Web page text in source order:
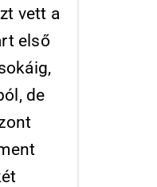
vett a
első
de